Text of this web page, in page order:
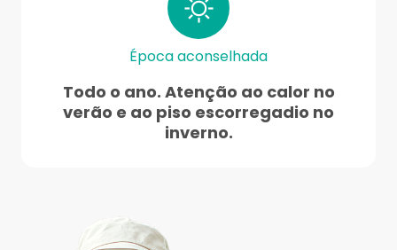
Época aconselhada
Todo o ano. Atenção ao calor no
verão e ao piso escorregadio no
inverno.